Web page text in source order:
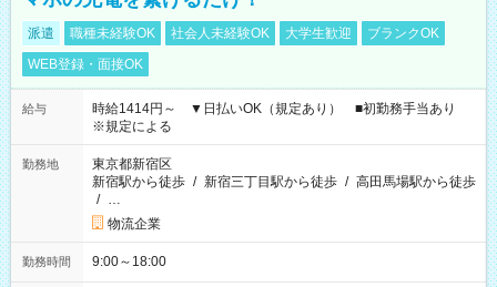
派遣 職種未経験OK 社会人未経験OK 大学生歓迎
ブランクOK
WEB登録・面接OK
給与
時給1414円～ ▼日払いOK（規定あり） ■初勤務手当あり
※規定による
勤務地
東京都新宿区
新宿駅から徒歩 / 新宿三丁目駅から徒歩 / 高田馬場駅から徒歩
/ …
物流企業
勤務時間 9:00～18:00